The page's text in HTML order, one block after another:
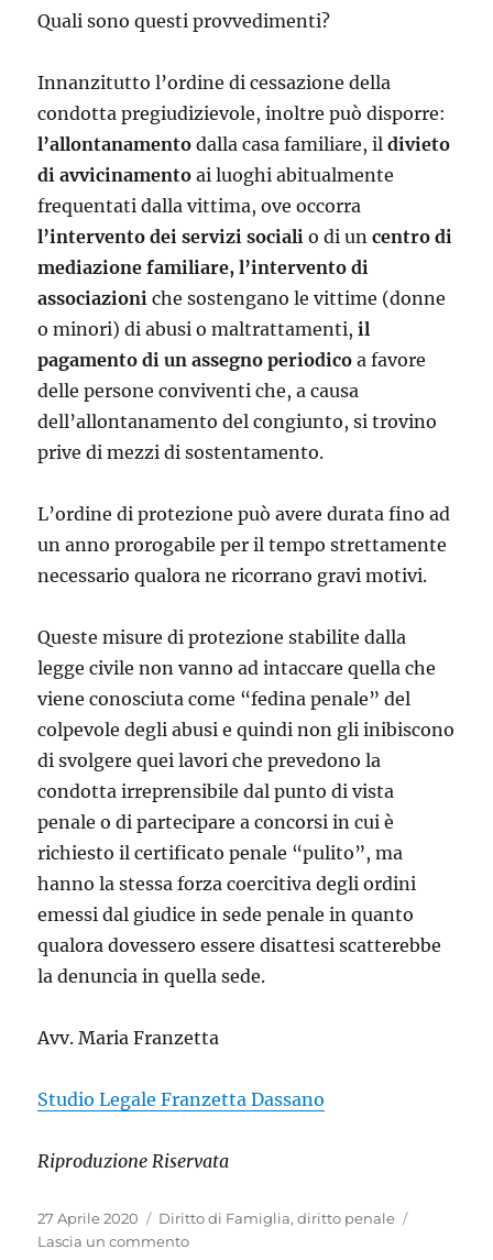
Quali sono questi provvedimenti?
Innanzitutto l’ordine di cessazione della
condotta pregiudizievole, inoltre può disporre:
l’allontanamentodalla casa familiare, ildivieto
di avvicinamento ai luoghi abitualmente
frequentati dalla vittima, ove occorra
l’intervento dei servizi socialio di un centro di
mediazione familiare, l’intervento di
associazioniche sostengano le vittime (donne
o minori) di abusi o maltrattamenti,il
pagamento di un assegno periodico a favore
delle persone conviventi che, a causa
dell’allontanamento del congiunto, si trovino
prive di mezzi di sostentamento.
L’ordine di protezione può avere durata fino ad
un anno prorogabile per il tempo strettamente
necessario qualora ne ricorrano gravi motivi.
Queste misure di protezione stabilite dalla
legge civile non vanno ad intaccare quella che
viene conosciuta come “fedina penale” del
colpevole degli abusi e quindi non gli inibiscono
di svolgere quei lavori che prevedono la
condotta irreprensibile dal punto di vista
penale o di partecipare a concorsi in cui è
richiesto il certificato penale “pulito”, ma
hanno la stessa forza coercitiva degli ordini
emessi dal giudice in sede penale in quanto
qualora dovessero essere disattesi scatterebbe
la denuncia in quella sede.
Avv. Maria Franzetta
Studio Legale Franzetta Dassano
Riproduzione Riservata
Pubblicato
il
27 Aprile 2020 Categorie
Diritto di Famiglia,diritto penale
Lascia un commentosu